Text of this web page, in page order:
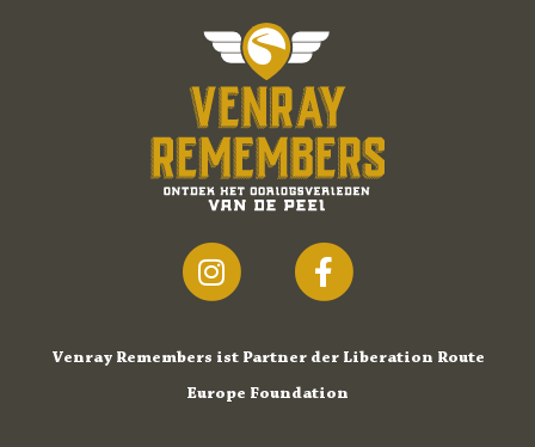
Venray Remembers ist Partner der Liberation Route
Europe Foundation